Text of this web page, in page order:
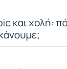
και χολή: